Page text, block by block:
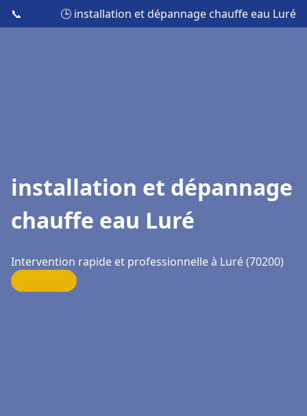
📞 🕒 installation et dépannage chauffe eau Luré
installation et dépannage
chauffe eau Luré
Intervention rapide et professionnelle à Luré (70200)